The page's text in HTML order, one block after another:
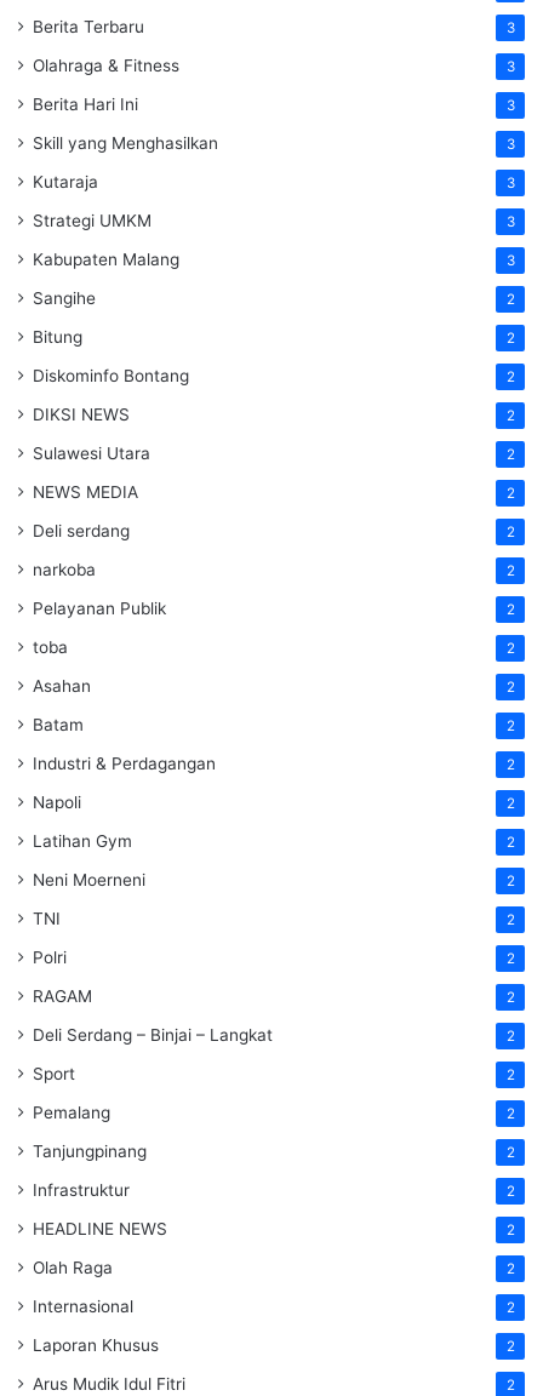
Berita Terbaru 3
Olahraga & Fitness 3
Berita Hari Ini 3
Skill yang Menghasilkan 3
Kutaraja 3
Strategi UMKM 3
Kabupaten Malang 3
Sangihe 2
Bitung 2
Diskominfo Bontang 2
DIKSI NEWS 2
Sulawesi Utara 2
NEWS MEDIA 2
Deli serdang 2
narkoba 2
Pelayanan Publik 2
toba 2
Asahan 2
Batam 2
Industri & Perdagangan 2
Napoli 2
Latihan Gym 2
Neni Moerneni 2
TNI 2
Polri 2
RAGAM 2
Deli Serdang – Binjai – Langkat 2
Sport 2
Pemalang 2
Tanjungpinang 2
Infrastruktur 2
HEADLINE NEWS 2
Olah Raga 2
Internasional 2
Laporan Khusus 2
Arus Mudik Idul Fitri 2